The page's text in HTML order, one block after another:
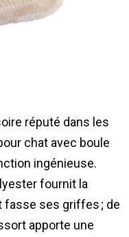
réputé dans les
chat avec boule
ingénieuse.
fournit la
fasse ses griffes ; de
apporte une